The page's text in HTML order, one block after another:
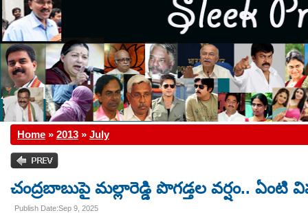
Home » 2013 » July
చంద్రబాబుపై మల్లారెడ్డి పొగడ్తల వర్షం.. ఏంటి
Publish Date:Sep 9, 2025